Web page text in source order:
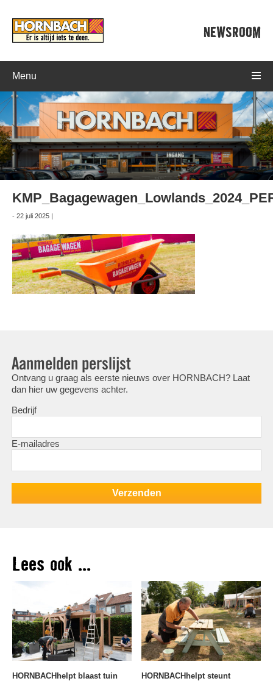
NEWSROOM
Menu
- 22 juli 2025 |
Aanmelden perslijst
Ontvang u graag als eerste nieuws over HORNBACH? Laat
dan hier uw gegevens achter.
Bedrijf
E-mailadres
Lees ook ...
HORNBACHhelpt blaast tuin
HORNBACHhelpt steunt